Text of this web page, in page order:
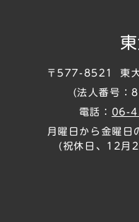
〒577-8521
東
(法人番号
電話： 06-
月曜日から金曜
(祝休日、12月